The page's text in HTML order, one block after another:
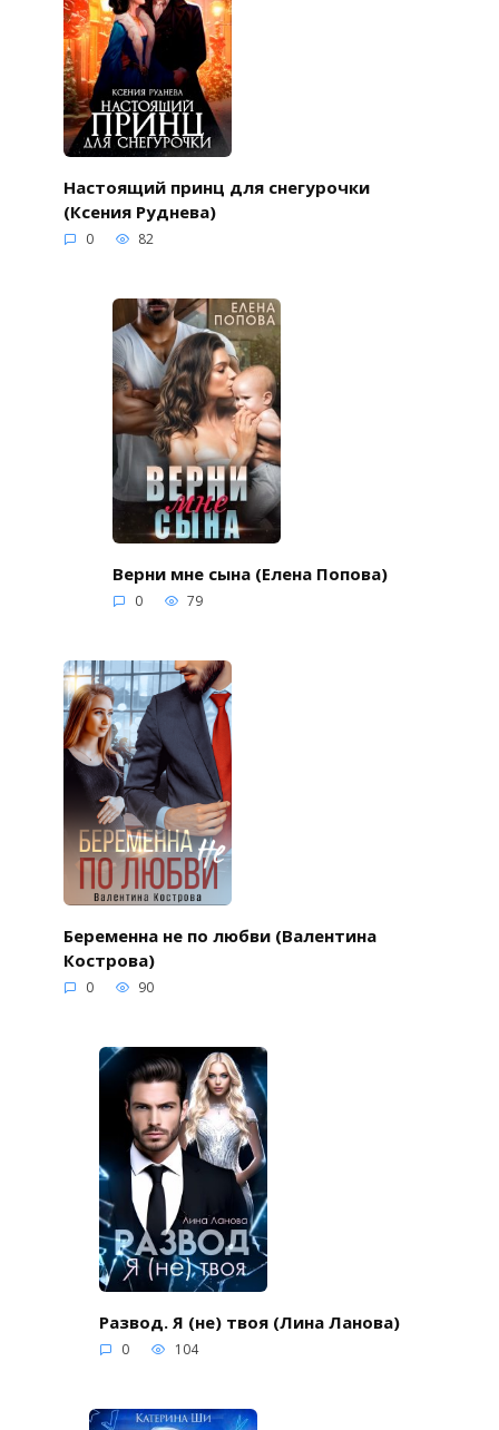
Настоящий принц для снегурочки
(Ксения Руднева)
0 82
Верни мне сына (Елена Попова)
0 79
Беременна не по любви (Валентина
Кострова)
0 90
Развод. Я (не) твоя (Лина Ланова)
0 104